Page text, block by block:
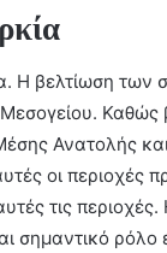
Η βελτίωση
Καθώς
Ανατολής
οι περιοχές
τις
σημαντικό